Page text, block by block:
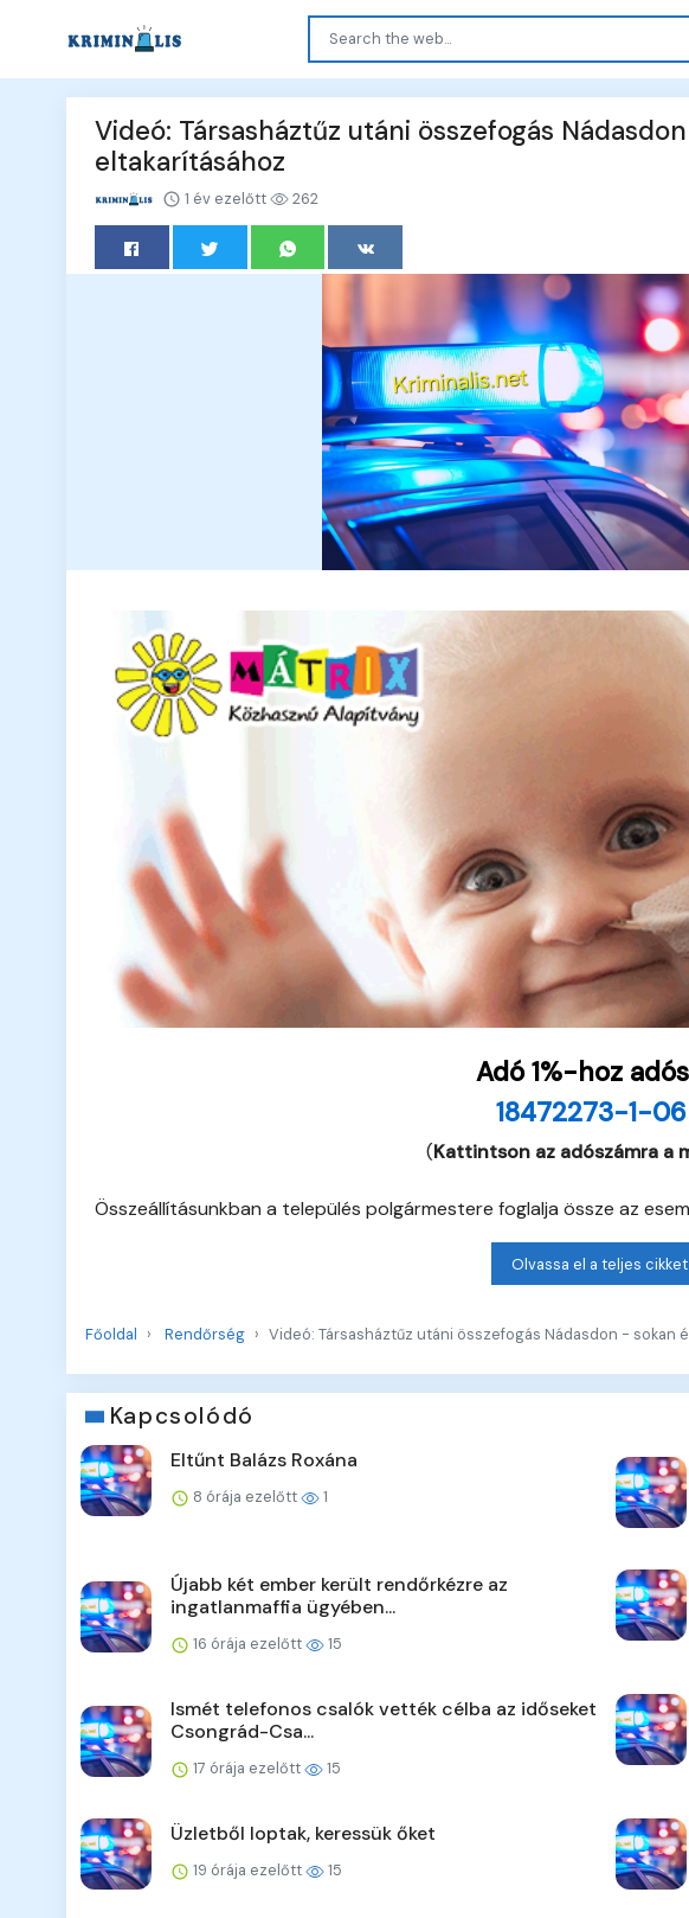
Videó: Társasháztűz utáni összefogás
eltakarításához
1 év ezelőtt 262
Adó 1%-hoz
18472273-1-
(Kattintson az adószámra a
Összeállításunkban a település polgármestere foglalja össze az
Olvassa el a teljes cikket
Főoldal Rendőrség Videó: Társasháztűz utáni összefogás Nádasdon - sokan
Kapcsolódó
Eltűnt Balázs Roxána
8 órája ezelőtt 1
Újabb két ember került rendőrkézre az
ingatlanmaffia ügyében...
16 órája ezelőtt 15
Ismét telefonos csalók vették célba az időseket
Csongrád-Csa...
17 órája ezelőtt 15
Üzletből loptak, keressük őket
19 órája ezelőtt 15